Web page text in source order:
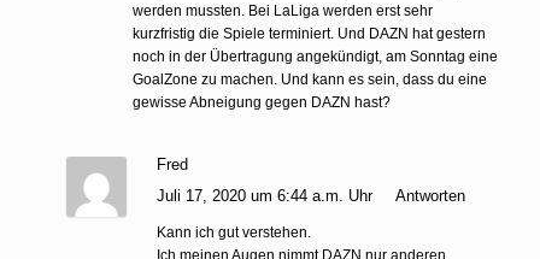
werden mussten. Bei LaLiga werden erst sehr
kurzfristig die Spiele terminiert. Und DAZN hat gestern
noch in der Übertragung angekündigt, am Sonntag eine
GoalZone zu machen. Und kann es sein, dass du eine
gewisse Abneigung gegen DAZN hast?
Fred
Juli 17, 2020 um 6:44 a.m. Uhr
Antworten
Kann ich gut verstehen.
Ich meinen Augen nimmt DAZN nur anderen